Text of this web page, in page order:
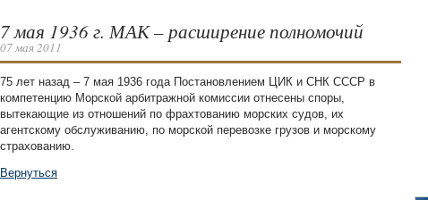
7 мая 1936 г. МАК – расширение полномочий
07 мая 2011
75 лет назад – 7 мая 1936 года Постановлением ЦИК и СНК СССР в
компетенцию Морской арбитражной комиссии отнесены споры,
вытекающие из отношений по фрахтованию морских судов, их
агентскому обслуживанию, по морской перевозке грузов и морскому
страхованию.
Вернуться